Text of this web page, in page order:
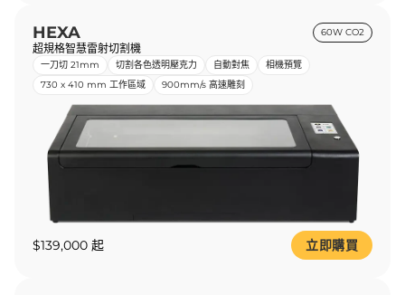
HEXA 60W CO2
超規格智慧雷射切割機
一刀切 21mm 切割各色透明壓克力 自動對焦
相機預覽
730 x 410 mm 工作區域
900mm/s 高速雕刻
$139,000 起 立即購買